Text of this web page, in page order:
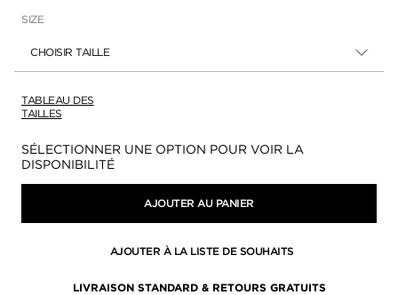
SIZE
CHOISIR TAILLE
TABLEAU DES
TAILLES
Disponibilité:
SÉLECTIONNER UNE OPTION POUR VOIR LA
DISPONIBILITÉ
AJOUTER AU PANIER
AJOUTER À LA LISTE DE SOUHAITS
LIVRAISON STANDARD & RETOURS GRATUITS